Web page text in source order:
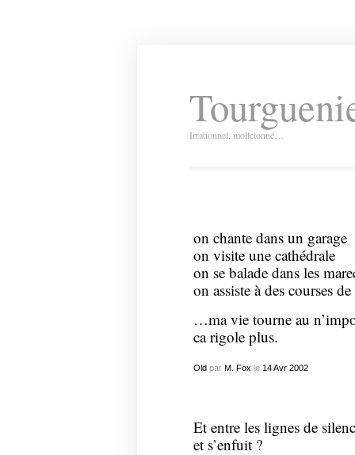
Irrationnel, molletonné…
on chante dans un garage
on visite une cathédrale
on se balade dans les
on assiste à des courses
…ma vie tourne au
ca rigole plus.
Old par M. Fox le 14 Avr 2002
Et entre les lignes de
et s’enfuit ?